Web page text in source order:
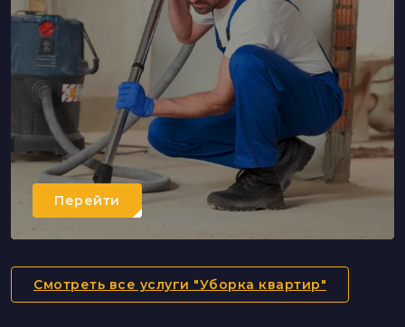
Перейти
Смотреть все услуги "Уборка квартир"